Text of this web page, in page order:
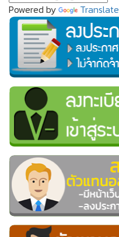
Powered by Translate